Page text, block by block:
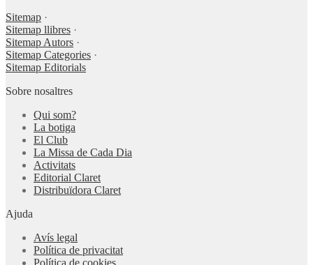
Sitemap ·
Sitemap llibres ·
Sitemap Autors ·
Sitemap Categories ·
Sitemap Editorials
Sobre nosaltres
Qui som?
La botiga
El Club
La Missa de Cada Dia
Activitats
Editorial Claret
Distribuïdora Claret
Ajuda
Avís legal
Política de privacitat
Política de cookies